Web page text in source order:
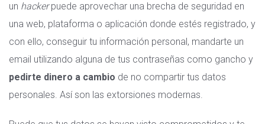
un hackerpuede aprovechar una brecha de seguridad en
una web, plataforma o aplicación donde estés registrado, y
con ello, conseguir tu información personal, mandarte un
email utilizando alguna de tus contraseñas como gancho y
pedirte dinero a cambio de no compartir tus datos
personales. Así son las extorsiones modernas.